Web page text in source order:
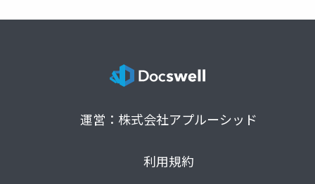
運営：株式会社アプルーシッド
利用規約